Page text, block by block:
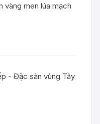
vàng men lúa mạch
- Đặc sản vùng Tây